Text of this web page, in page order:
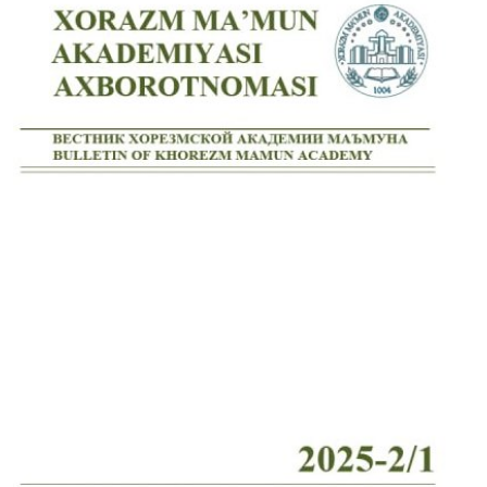
Volume 10_3, 2025
Volume 10_2, 2025
Volume 9_5, 2025